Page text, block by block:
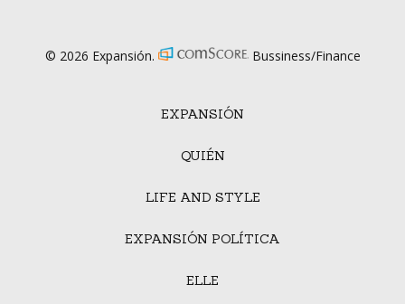
EXPANSIÓN
QUIÉN
LIFE AND STYLE
EXPANSIÓN POLÍTICA
ELLE
© 2026 Expansión. Bussiness/Finance